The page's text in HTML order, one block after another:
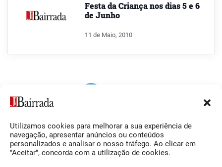
Utilizamos cookies para melhorar a sua experiência de
navegação, apresentar anúncios ou conteúdos
personalizados e analisar o nosso tráfego. Ao clicar em
"Aceitar", concorda com a utilização de cookies.
Festa da Criança nos dias 5 e 6
de Junho
11 de Maio, 2010
Siga-nos
Facebook
O Jornal da Bairrada
Contactos